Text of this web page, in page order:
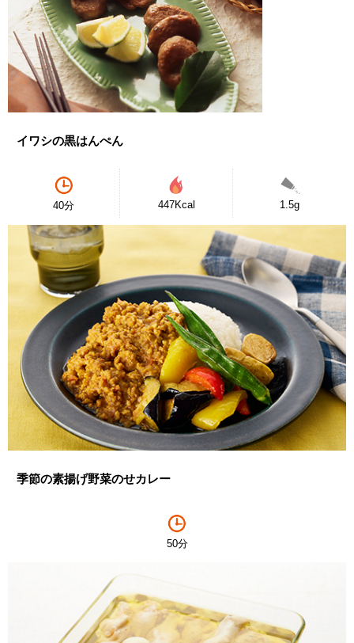
イワシの黒はんぺん
40分 447Kcal 1.5g
季節の素揚げ野菜のせカレー
50分